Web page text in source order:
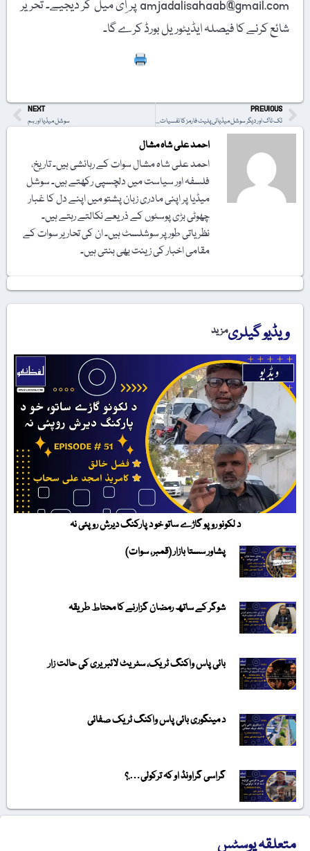
amjadalisahaab@gmail.com پر اِی میل کر دیجیے۔ تحریر
شائع کرنے کا فیصلہ ایڈیٹوریل بورڈ کرے گا۔
PREVIOUS
ٹک ٹاک اور دیگر سوشل میڈیائی پلیٹ فارمز کا نفسیات پر اثر
NEXT
سوشل میڈیا اور ہم
احمد علی شاہ مشال
احمد علی شاہ مشال سوات کے رہائشی ہیں۔ تاریخ،
فلسفہ اور سیاست میں دلچسپی رکھتے ہیں۔ سوشل
میڈیا پر اپنی مادری زبان پشتو میں اپنے دل کا غبار
چھوٹی بڑی پوسٹوں کے ذریعے نکالتے رہتے ہیں۔
نظریاتی طور پر سوشلسٹ ہیں۔ ان کی تحاریر سوات کے
مقامی اخبار کی زینت بھی بنتی ہیں۔
ویڈیو گیلریمزید
د لکونو روپو گاڑے ساتو خو د پارکنگ دیرش روپئی نہ
پشاور سستا بازار (قمبر، سوات)
شوگر کے ساتھ رمضان گزارنے کا محتاط طریقہ
بائی پاس واکنگ ٹریک، سٹریٹ لائبریری کی حالت زار
د مینگوری بائی پاس واکنگ ٹریک صفائی
گراسی گراونڈ او کہ ترکولی….؟
متعلقہ پوسٹس